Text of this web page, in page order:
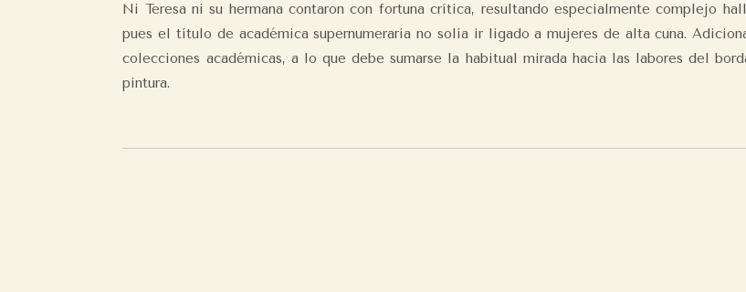
Ni Teresa ni su hermana contaron con fortuna crítica, resultando especialmente complejo
pues el título de académica supernumeraria no solía ir ligado a mujeres de alta cuna.
colecciones académicas, a lo que debe sumarse la habitual mirada hacia las labores del
pintura.